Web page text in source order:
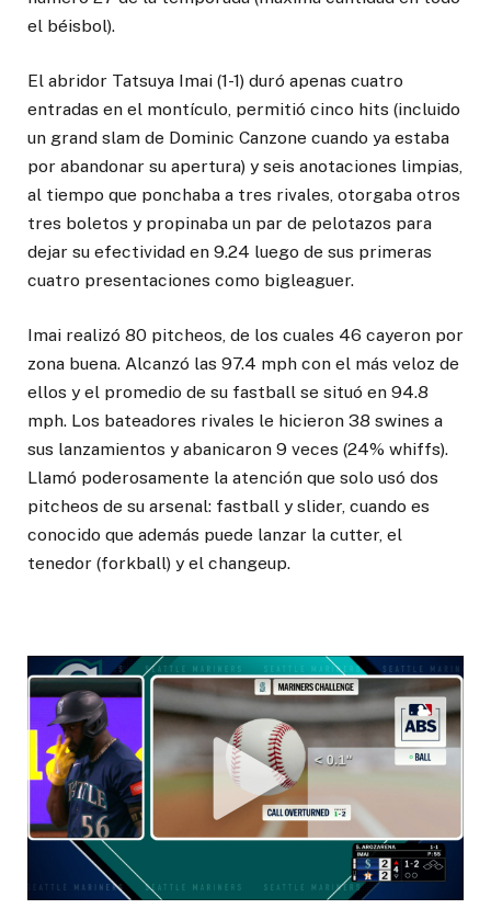
el béisbol).
El abridor Tatsuya Imai (1-1) duró apenas cuatro
entradas en el montículo, permitió cinco hits (incluido
un grand slam de Dominic Canzone cuando ya estaba
por abandonar su apertura) y seis anotaciones limpias,
al tiempo que ponchaba a tres rivales, otorgaba otros
tres boletos y propinaba un par de pelotazos para
dejar su efectividad en 9.24 luego de sus primeras
cuatro presentaciones como bigleaguer.
Imai realizó 80 pitcheos, de los cuales 46 cayeron por
zona buena. Alcanzó las 97.4 mph con el más veloz de
ellos y el promedio de su fastball se situó en 94.8
mph. Los bateadores rivales le hicieron 38 swines a
sus lanzamientos y abanicaron 9 veces (24% whiffs).
Llamó poderosamente la atención que solo usó dos
pitcheos de su arsenal: fastball y slider, cuando es
conocido que además puede lanzar la cutter, el
tenedor (forkball) y el changeup.